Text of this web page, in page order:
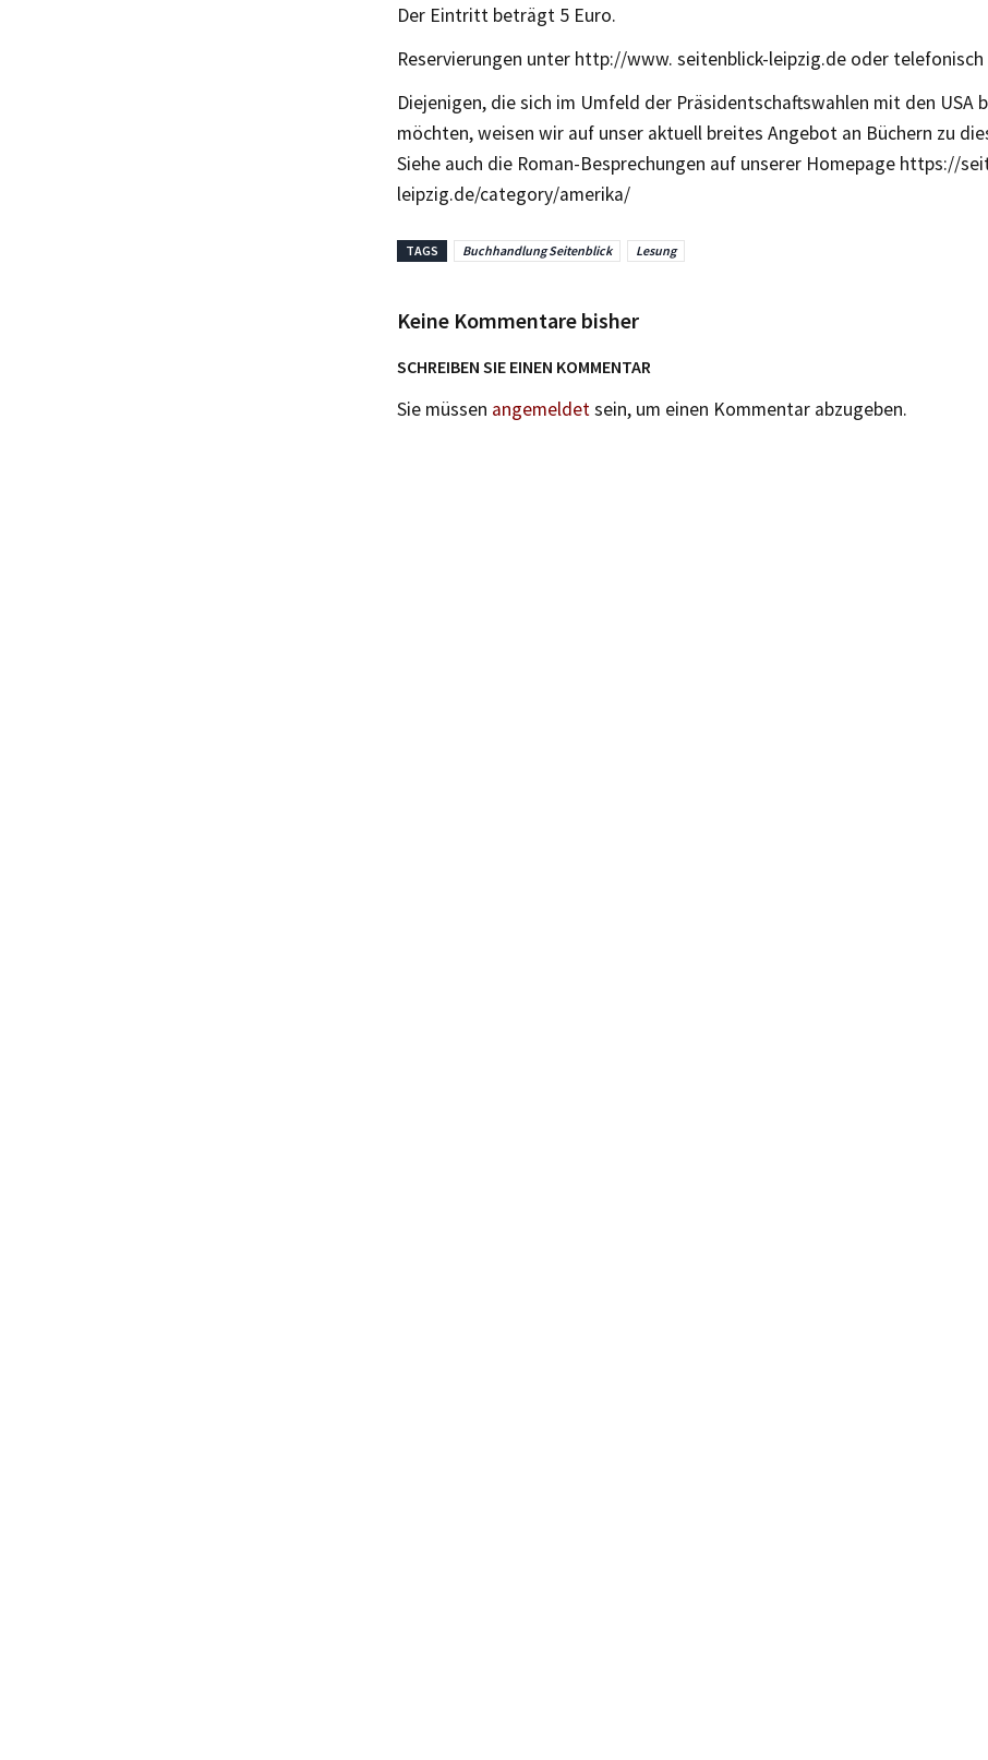
Der Eintritt beträgt 5 Euro.
Reservierungen unter http://www. seitenblick-leipzig.de oder telefonisch
Diejenigen, die sich im Umfeld der Präsidentschaftswahlen mit den USA
möchten, weisen wir auf unser aktuell breites Angebot an Büchern zu
Siehe auch die Roman-Besprechungen auf unserer Homepage https://
leipzig.de/category/amerika/
TAGS Buchhandlung Seitenblick Lesung
Keine Kommentare bisher
SCHREIBEN SIE EINEN KOMMENTAR
Sie müssen angemeldetsein, um einen Kommentar abzugeben.